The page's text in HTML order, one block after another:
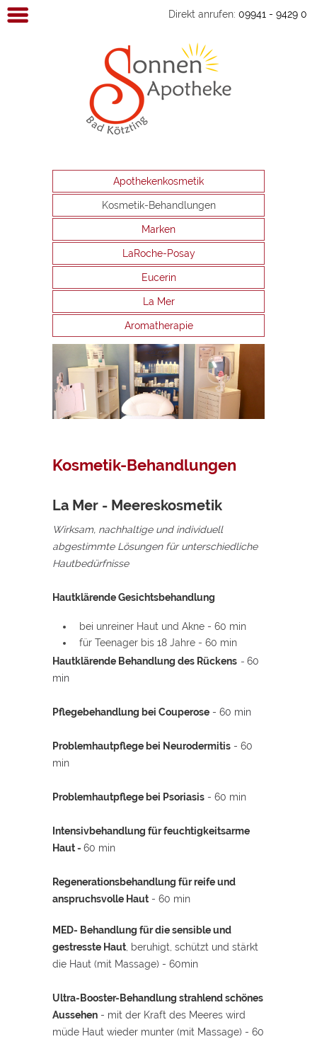
Direkt anrufen: 09941 - 9429 0
Sonnen
Kötzting
Apothekenkosmetik
Kosmetik-Behandlungen
Marken
LaRoche-Posay
Eucerin
La Mer
Aromatherapie
Kosmetik-Behandlungen
La Mer - Meereskosmetik
Wirksam, nachhaltige und individuell
abgestimmte Lösungen für unterschiedliche
Hautbedürfnisse
Hautklärende Gesichtsbehandlung
bei unreiner Haut und Akne - 60 min
für Teenager bis 18 Jahre - 60 min
Hautklärende Behandlung des Rückens - 60
min
Pflegebehandlung bei Couperose - 60 min
Problemhautpflege bei Neurodermitis - 60
min
Problemhautpflege bei Psoriasis - 60 min
Intensivbehandlung für feuchtigkeitsarme
Haut - 60 min
Regenerationsbehandlung für reife und
anspruchsvolle Haut - 60 min
MED- Behandlung für die sensible und
gestresste Haut , beruhigt, schützt und stärkt
die Haut (mit Massage) - 60min
Ultra-Booster-Behandlung strahlend schönes
Aussehen - mit der Kraft des Meeres wird
müde Haut wieder munter (mit Massage) - 60